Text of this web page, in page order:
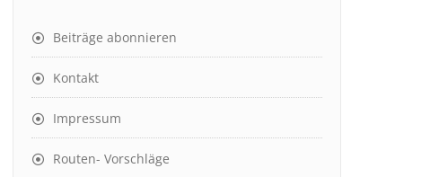
Beiträge abonnieren
Kontakt
Impressum
Routen- Vorschläge